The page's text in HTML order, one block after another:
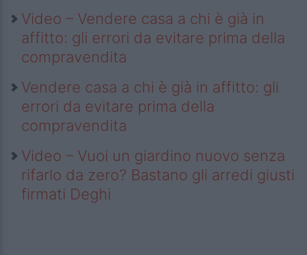
Video – Vendere casa a chi è già in
affitto: gli errori da evitare prima della
compravendita
Vendere casa a chi è già in affitto: gli
errori da evitare prima della
compravendita
Video – Vuoi un giardino nuovo senza
rifarlo da zero? Bastano gli arredi giusti
firmati Deghi